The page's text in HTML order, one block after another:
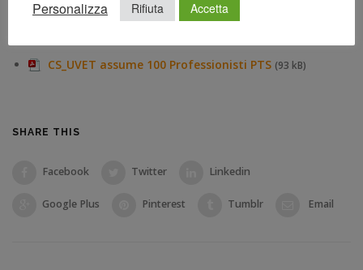
CS_UVET assume 100 Professionisti PTS (93 kB)
SHARE THIS
Facebook Twitter Linkedin
Google Plus Pinterest Tumblr Email
Personalizza Rifiuta Accetta